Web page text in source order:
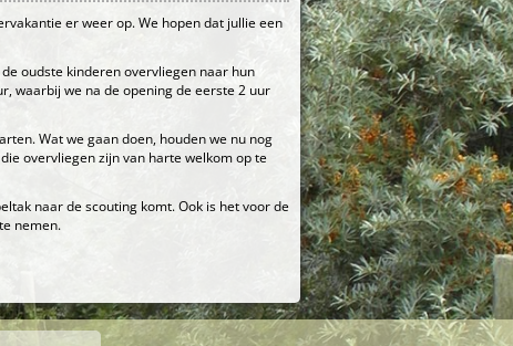
er weer op. We hopen dat jullie een
oudste kinderen overvliegen naar hun
waarbij we na de opening de eerste 2 uur
Wat we gaan doen, houden we nu nog
overvliegen zijn van harte welkom op te
naar de scouting komt. Ook is het voor de
nemen.